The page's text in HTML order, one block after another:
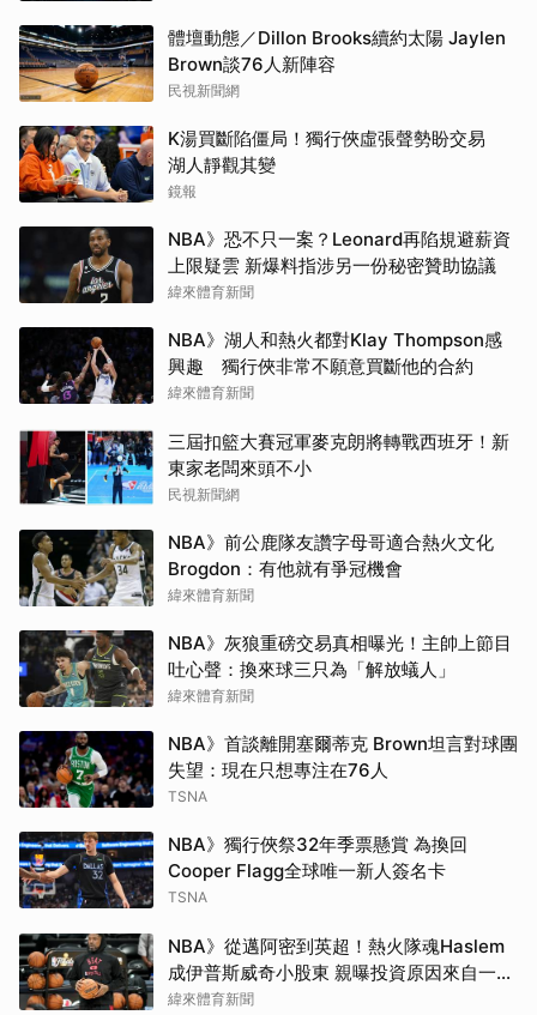
體壇動態／Dillon Brooks續約太陽 Jaylen
Brown談76人新陣容
民視新聞網
K湯買斷陷僵局！獨行俠虛張聲勢盼交易
湖人靜觀其變
鏡報
NBA》恐不只一案？Leonard再陷規避薪資
上限疑雲 新爆料指涉另一份秘密贊助協議
緯來體育新聞
NBA》湖人和熱火都對Klay Thompson感
興趣 獨行俠非常不願意買斷他的合約
緯來體育新聞
三屆扣籃大賽冠軍麥克朗將轉戰西班牙！新
東家老闆來頭不小
民視新聞網
NBA》前公鹿隊友讚字母哥適合熱火文化
Brogdon：有他就有爭冠機會
緯來體育新聞
NBA》灰狼重磅交易真相曝光！主帥上節目
吐心聲：換來球三只為「解放蟻人」
緯來體育新聞
NBA》首談離開塞爾蒂克 Brown坦言對球團
失望：現在只想專注在76人
TSNA
NBA》獨行俠祭32年季票懸賞 為換回
Cooper Flagg全球唯一新人簽名卡
TSNA
NBA》從邁阿密到英超！熱火隊魂Haslem
成伊普斯威奇小股東 親曝投資原因來自一句
口號
緯來體育新聞